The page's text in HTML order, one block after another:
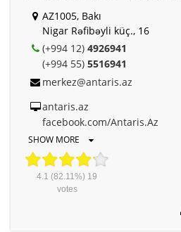
AZ1005, Bakı
Nigar Rəfibəyli küç., 16
(+994 12) 4926941
(+994 55) 5516941
merkez@antaris.az
antaris.az
facebook.com/Antaris.Az
SHOW MORE
4.1 (82.11%) 19
votes